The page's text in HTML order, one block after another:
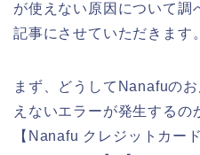
が使えない原因について調
記事にさせていただきます。
まず、どうしてNanafuの
えないエラーが発生するの
【Nanafu クレジットカー